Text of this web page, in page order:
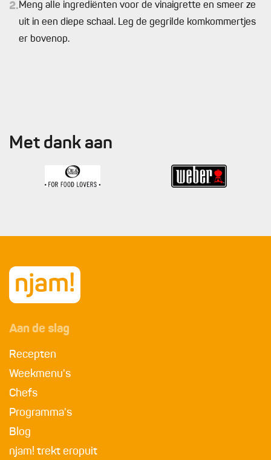
2.Meng alle ingrediënten voor de vinaigrette en smeer ze
uit in een diepe schaal. Leg de gegrilde komkommertjes
er bovenop.
Met dank aan
Aan de slag
Recepten
Weekmenu's
Chefs
Programma's
Blog
njam! trekt eropuit